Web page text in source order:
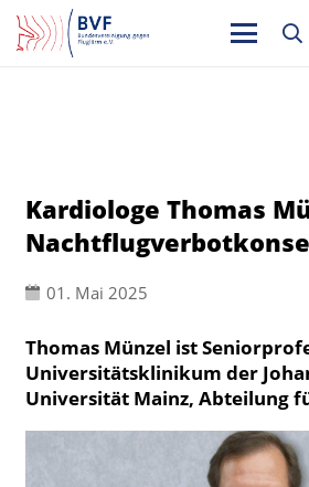
Kardiologe Thomas
01. Mai 2025
Thomas Münzel ist
Universitätsklinikum der
Universität Mainz, Abteilung